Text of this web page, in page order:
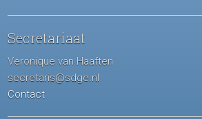
Secretariaat
Veronique van Haaften
secretaris@sdge.nl
Contact